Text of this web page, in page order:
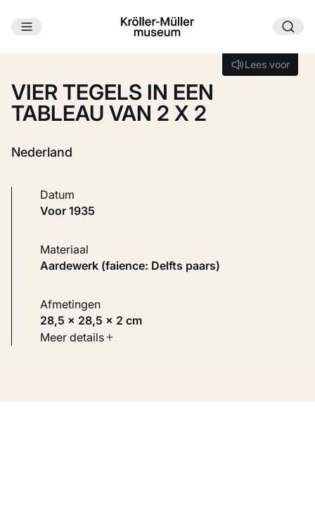
Ga naar hoofdinhoud
Lees voor
Lees voor
VIER TEGELS IN EEN
TABLEAU VAN 2 X 2
Nederland
Datum
voor 1935
Materiaal
Aardewerk (faience: Delfts paars)
Afmetingen
28,5 × 28,5 × 2 cm
Soort werk
Meer details